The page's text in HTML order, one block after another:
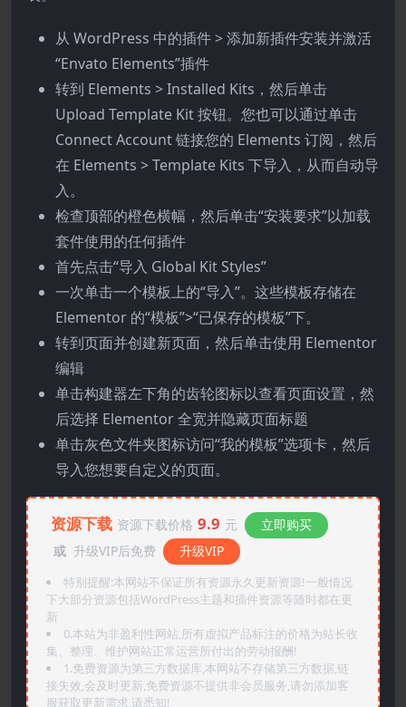
从 WordPress 中的插件 > 添加新插件安装并激活
“Envato Elements”插件
转到 Elements > Installed Kits，然后单击
Upload Template Kit 按钮。您也可以通过单击
Connect Account 链接您的 Elements 订阅，然后
在 Elements > Template Kits 下导入，从而自动导
入。
检查顶部的橙色横幅，然后单击“安装要求”以加载
套件使用的任何插件
首先点击“导入 Global Kit Styles”
一次单击一个模板上的“导入”。这些模板存储在
Elementor 的“模板”>“已保存的模板”下。
转到页面并创建新页面，然后单击使用 Elementor
编辑
单击构建器左下角的齿轮图标以查看页面设置，然
后选择 Elementor 全宽并隐藏页面标题
单击灰色文件夹图标访问“我的模板”选项卡，然后
导入您想要自定义的页面。
资源下载 资源下载价格 9.9 元
立即购买
或 升级VIP后免费 升级VIP
特别提醒:本网站不保证所有资源永久更新资源!一般情况
下大部分资源包括WordPress主题和插件资源等随时都在更
新
0.本站为非盈利性网站,所有虚拟产品标注的价格为站长收
集、整理、维护网站正常运营所付出的劳动报酬!
1.免费资源为第三方数据库,本网站不存储第三方数据,链
接失效,会及时更新,免费资源不提供非会员服务,请勿添加客
服获取更新需求,请悉知!